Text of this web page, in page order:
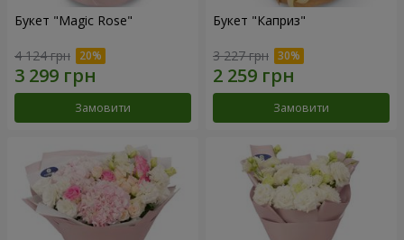
Букет "Magic Rose"
4 124 грн
Замовити
Букет "Каприз"
3 227 грн
Замовити